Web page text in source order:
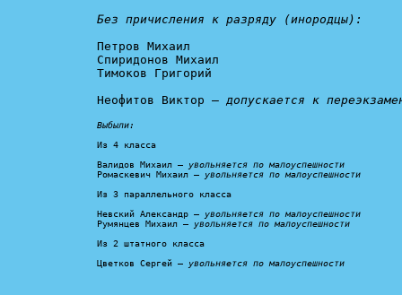
Без причисления к разряду (инородцы):
Петров Михаил
Спиридонов Михаил
Тимоков Григорий
Неофитов Виктор – допускается к
Выбыли:
Из 4 класса
Валидов Михаил – увольняется по малоуспешности
Ромаскевич Михаил – увольняется по малоуспешности
Из 3 параллельного класса
Невский Александр – увольняется по малоуспешности
Румянцев Михаил – увольняется по малоуспешности
Из 2 штатного класса
Цветков Сергей – увольняется по малоуспешности